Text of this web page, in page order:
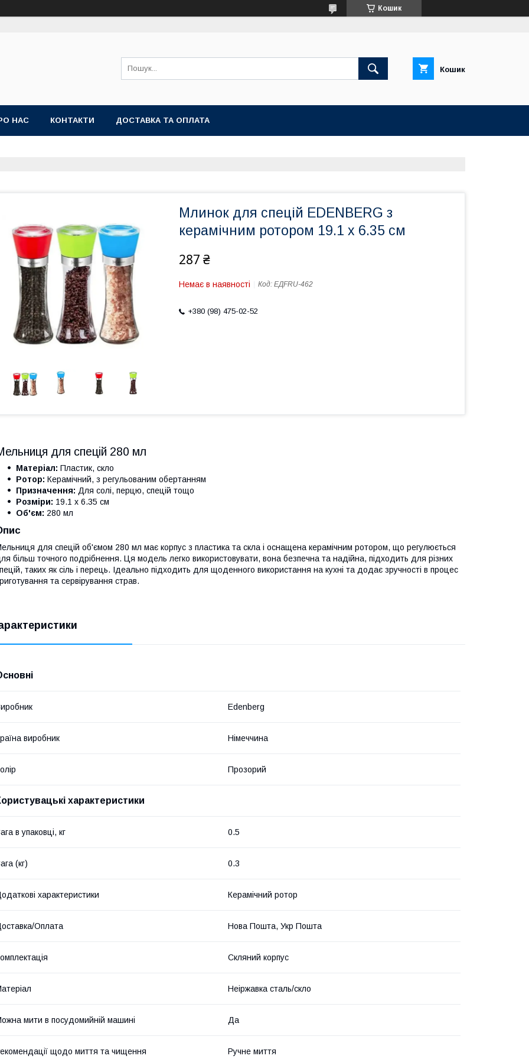
Кошик
Кошик
НАС КОНТАКТИ ДОСТАВКА ТА ОПЛАТА
Млинок для спецій EDENBERG з
керамічним ротором 19.1 x 6.35 см
287 ₴
Немає в наявності Код: ЕДFRU-462
+380 (98) 475-02-52
для спецій 280 мл
Матеріал: Пластик, скло
Ротор: Керамічний, з регульованим обертанням
Призначення: Для солі, перцю, спецій тощо
Розміри: 19.1 x 6.35 см
Об'єм: 280 мл
для спецій об'ємом 280 мл має корпус з пластика та скла і оснащена керамічним ротором, що регулюється
більш точного подрібнення. Ця модель легко використовувати, вона безпечна та надійна, підходить для різних
таких як сіль і перець. Ідеально підходить для щоденного використання на кухні та додає зручності в процес
та сервірування страв.
Edenberg
виробник Німеччина
Прозорий
характеристики
в упаковці, кг 0.5
(кг) 0.3
характеристики Керамічний ротор
Оплата Нова Пошта, Укр Пошта
Скляний корпус
Неіржавка сталь/скло
мити в посудомийній машині Да
щодо миття та чищення Ручне миття